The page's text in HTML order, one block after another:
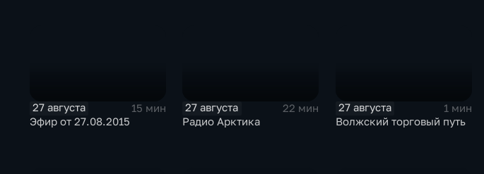
27 августа
15 мин
Эфир от 27.08.2015
27 августа
22 мин
Радио Арктика
27 августа
1 мин
Волжский торговый путь